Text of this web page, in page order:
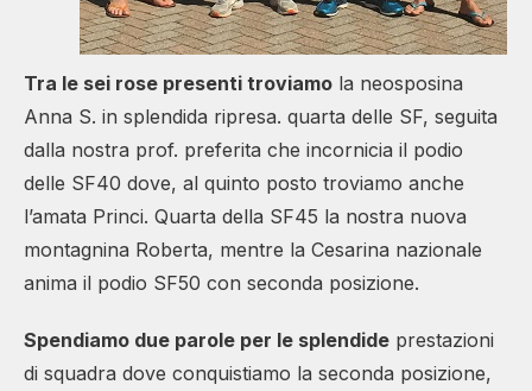
Tra le sei rose presenti troviamo la neosposina
Anna S. in splendida ripresa. quarta delle SF, seguita
dalla nostra prof. preferita che incornicia il podio
delle SF40 dove, al quinto posto troviamo anche
l’amata Princi. Quarta della SF45 la nostra nuova
montagnina Roberta, mentre la Cesarina nazionale
anima il podio SF50 con seconda posizione.
Spendiamo due parole per le splendide prestazioni
di squadra dove conquistiamo la seconda posizione,